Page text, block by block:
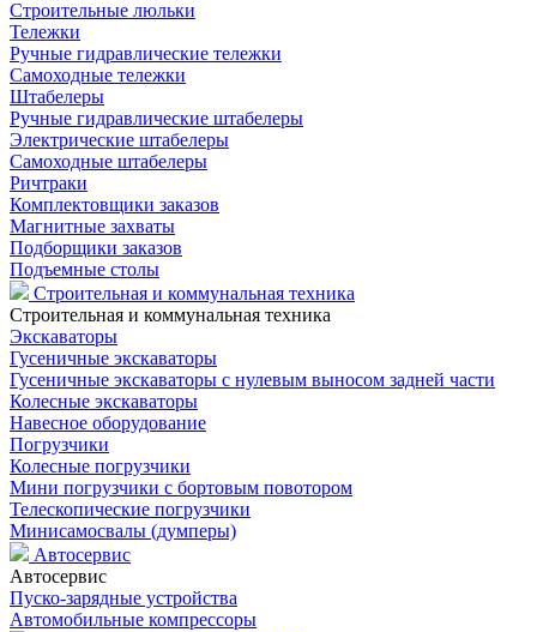
Строительные люльки
Тележки
Ручные гидравлические тележки
Самоходные тележки
Штабелеры
Ручные гидравлические штабелеры
Электрические штабелеры
Самоходные штабелеры
Ричтраки
Комплектовщики заказов
Магнитные захваты
Подборщики заказов
Подъемные столы
Строительная и коммунальная техника
Строительная и коммунальная техника
Экскаваторы
Гусеничные экскаваторы
Гусеничные экскаваторы с нулевым выносом задней части
Колесные экскаваторы
Навесное оборудование
Погрузчики
Колесные погрузчики
Мини погрузчики с бортовым повотором
Телескопические погрузчики
Минисамосвалы (думперы)
Автосервис
Автосервис
Пуско-зарядные устройства
Автомобильные компрессоры